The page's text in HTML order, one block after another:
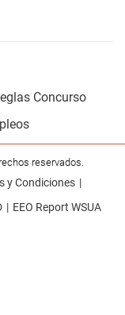
Concurso
reservados.
y Condiciones
EEO Report WSUA